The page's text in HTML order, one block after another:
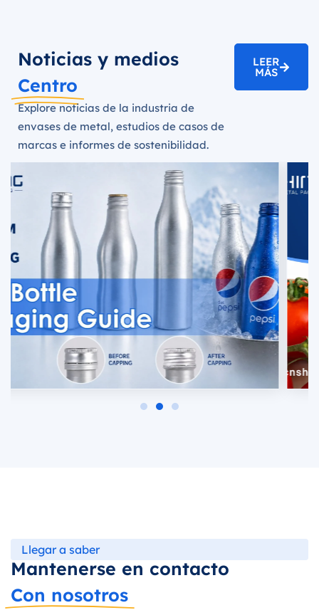
Noticias y medios
Centro
Explore noticias de la industria de
envases de metal, estudios de casos de
marcas e informes de sostenibilidad.
LEER
MÁS
Llegar a saber
Mantenerse en contacto
Con nosotros